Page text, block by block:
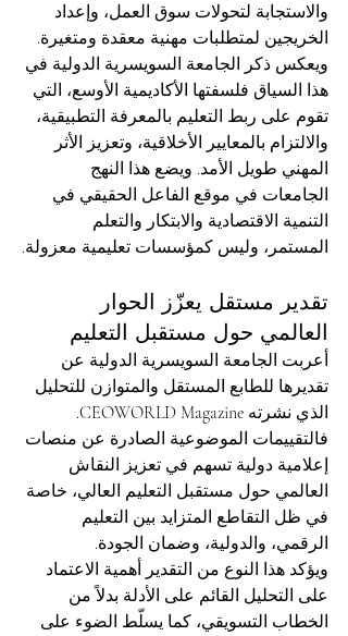
والاستجابة لتحولات سوق العمل، وإعداد
الخريجين لمتطلبات مهنية معقدة ومتغيرة.
ويعكس ذكر الجامعة السويسرية الدولية في
هذا السياق فلسفتها الأكاديمية الأوسع، التي
تقوم على ربط التعليم بالمعرفة التطبيقية،
والالتزام بالمعايير الأخلاقية، وتعزيز الأثر
المهني طويل الأمد. ويضع هذا النهج
الجامعات في موقع الفاعل الحقيقي في
التنمية الاقتصادية والابتكار والتعلم
المستمر، وليس كمؤسسات تعليمية معزولة.
تقدير مستقل يعزّز الحوار
العالمي حول مستقبل التعليم
أعربت الجامعة السويسرية الدولية عن
تقديرها للطابع المستقل والمتوازن للتحليل
الذي نشرته CEOWORLD Magazine.
فالتقييمات الموضوعية الصادرة عن منصات
إعلامية دولية تسهم في تعزيز النقاش
العالمي حول مستقبل التعليم العالي، خاصة
في ظل التقاطع المتزايد بين التعليم
الرقمي، والدولية، وضمان الجودة.
ويؤكد هذا النوع من التقدير أهمية الاعتماد
على التحليل القائم على الأدلة بدلاً من
الخطاب التسويقي، كما يسلّط الضوء على